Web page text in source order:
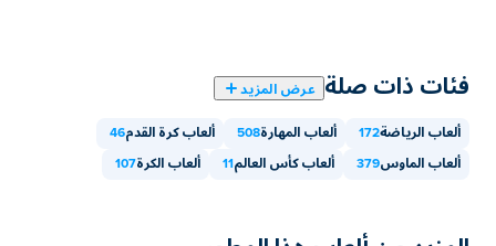
ذات صلة عرض المزيد
172 ألعاب المهارة 508 ألعاب كرة القدم46
379 ألعاب كأس العالم11 ألعاب الكرة 107